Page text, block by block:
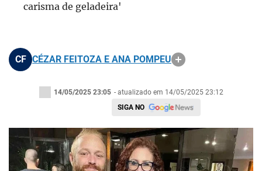
carisma de geladeira'
CF CÉZAR FEITOZA E ANA POMPEU
14/05/2025 23:05 - atualizado em 14/05/2025 23:12
SIGA NO